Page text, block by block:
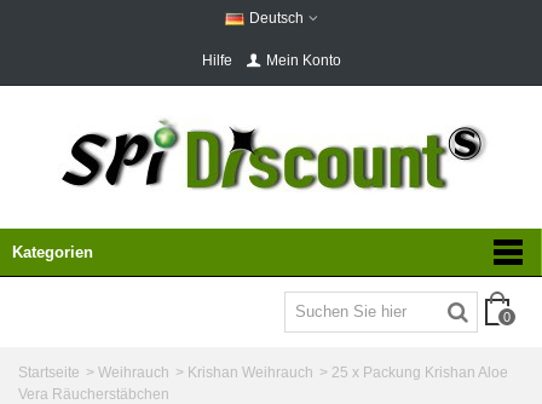
Deutsch
Hilfe Mein Konto
Kategorien
0
Startseite > Weihrauch > Krishan Weihrauch > 25 x Packung Krishan Aloe
Vera Räucherstäbchen